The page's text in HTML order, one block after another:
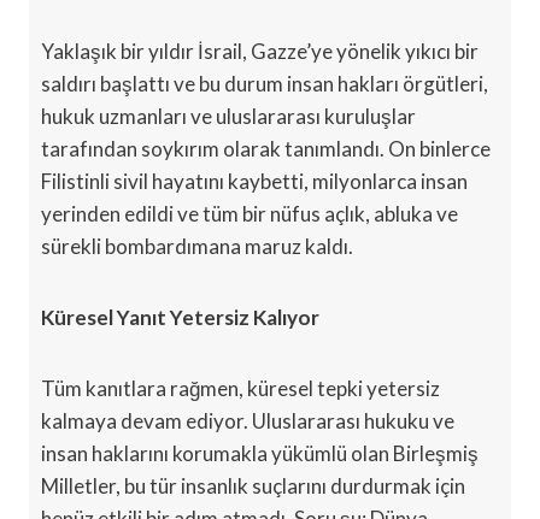
Yaklaşık bir yıldır İsrail, Gazze’ye yönelik yıkıcı bir
saldırı başlattı ve bu durum insan hakları örgütleri,
hukuk uzmanları ve uluslararası kuruluşlar
tarafından soykırım olarak tanımlandı. On binlerce
Filistinli sivil hayatını kaybetti, milyonlarca insan
yerinden edildi ve tüm bir nüfus açlık, abluka ve
sürekli bombardımana maruz kaldı.
Küresel Yanıt Yetersiz Kalıyor
Tüm kanıtlara rağmen, küresel tepki yetersiz
kalmaya devam ediyor. Uluslararası hukuku ve
insan haklarını korumakla yükümlü olan Birleşmiş
Milletler, bu tür insanlık suçlarını durdurmak için